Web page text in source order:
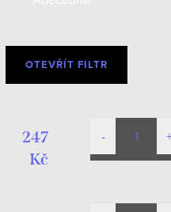
OTEVŘÍT FILTR
247
Kč